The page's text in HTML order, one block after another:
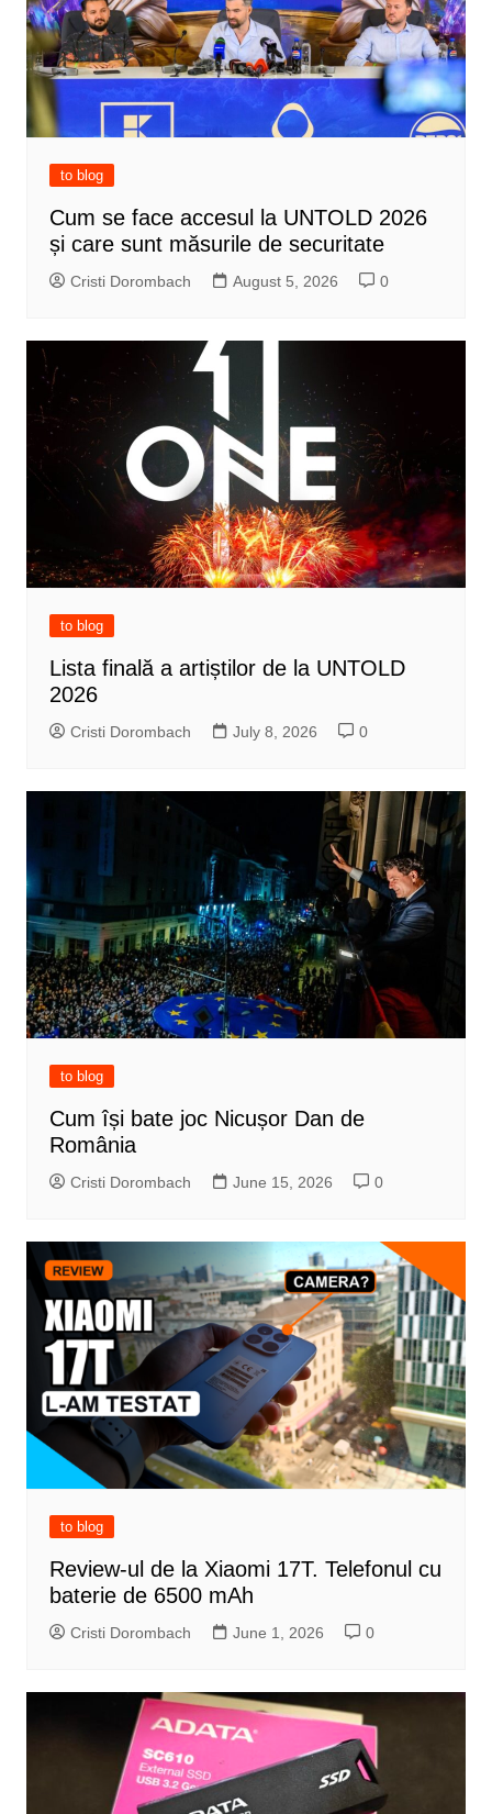
to blog
Cum se face accesul la UNTOLD 2026
și care sunt măsurile de securitate
Cristi Dorombach August 5, 2026 0
to blog
Lista finală a artiștilor de la UNTOLD
2026
Cristi Dorombach July 8, 2026 0
to blog
Cum își bate joc Nicușor Dan de
România
Cristi Dorombach June 15, 2026 0
to blog
Review-ul de la Xiaomi 17T. Telefonul cu
baterie de 6500 mAh
Cristi Dorombach June 1, 2026 0